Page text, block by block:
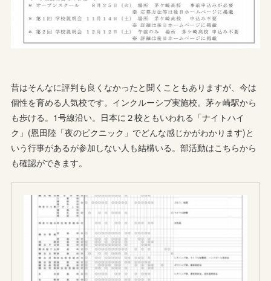
昔はそんなに評判も良くなかったと聞くこともありますが、今は
個性を育める人気校です。インクルーシブ実施校。茅ヶ崎駅から
も歩ける。1号線沿い。日本に２校ともいわれる「ナイトハイ
ク」(恩田陸「夜のピクニック」でどんな感じかがわかります)と
いう行事があるが参加しない人も結構いる。部活動はこちらから
も確認ができます。